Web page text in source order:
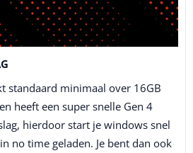
standaard minimaal over 16GB
heeft een super snelle Gen 4
hierdoor start je windows snel
no time geladen. Je bent dan ook